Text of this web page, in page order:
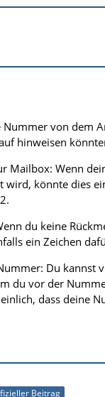
Nummer von dem
hinweisen
Mailbox: Wenn
könnte dies
du keine
ein Zeichen
Du kannst
du vor der
dass deine
Beitrag